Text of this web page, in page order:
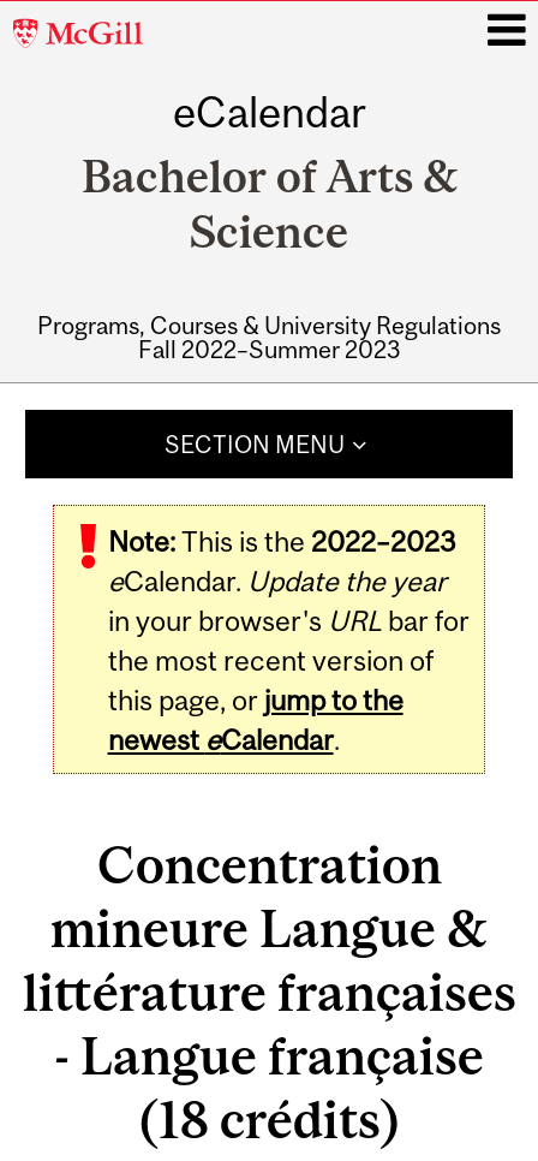
McGill
eCalendar
Bachelor of Arts &
Science
Programs, Courses & University Regulations
Fall 2022–Summer 2023
SECTION MENU
Note:This is the 2022–2023
eCalendar. Update the year
in your browser's URLbar for
the most recent version of
this page, or jump to the
newest eCalendar.
Concentration
mineure Langue &
littérature françaises
- Langue française
(18 crédits)